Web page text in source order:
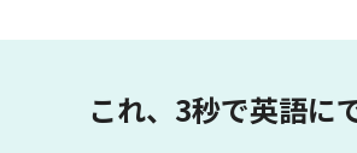
これ、3秒で英語に